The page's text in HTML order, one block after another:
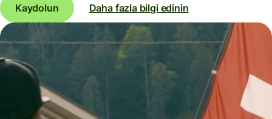
Kaydolun Daha fazla bilgi edinin